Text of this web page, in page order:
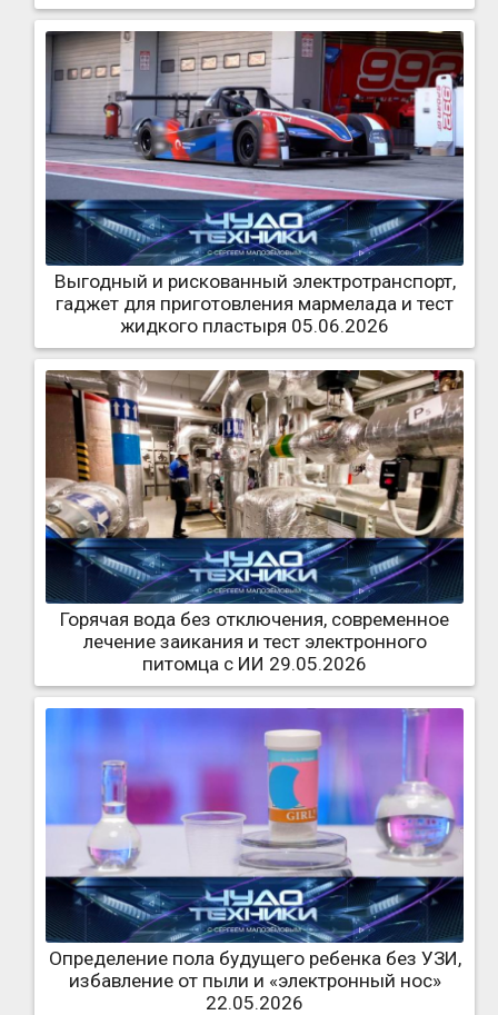
Выгодный и рискованный электротранспорт,
гаджет для приготовления мармелада и тест
жидкого пластыря 05.06.2026
Горячая вода без отключения, современное
лечение заикания и тест электронного
питомца с ИИ 29.05.2026
Определение пола будущего ребенка без УЗИ,
избавление от пыли и «электронный нос»
22.05.2026